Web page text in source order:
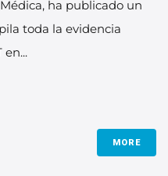
ha publicado un
toda la evidencia
en...
MORE